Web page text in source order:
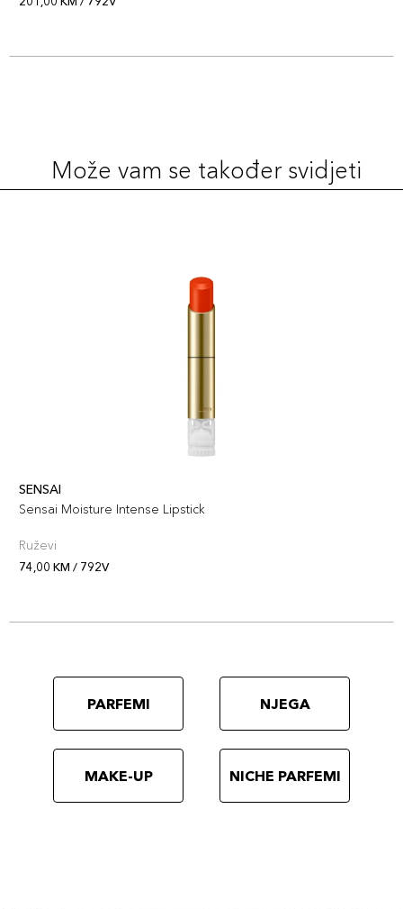
Može vam se također svidjeti
SENSAI
Sensai Moisture Intense Lipstick
Ruževi
74,00 KM / 792V
PARFEMI NJEGA
MAKE-UP NICHE PARFEMI